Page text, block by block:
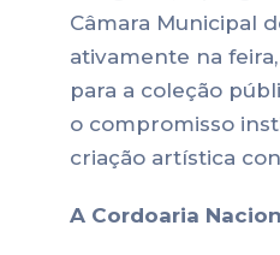
Câmara Municipal
ativamente na
para a coleção
o compromisso
criação artística
A Cordoaria